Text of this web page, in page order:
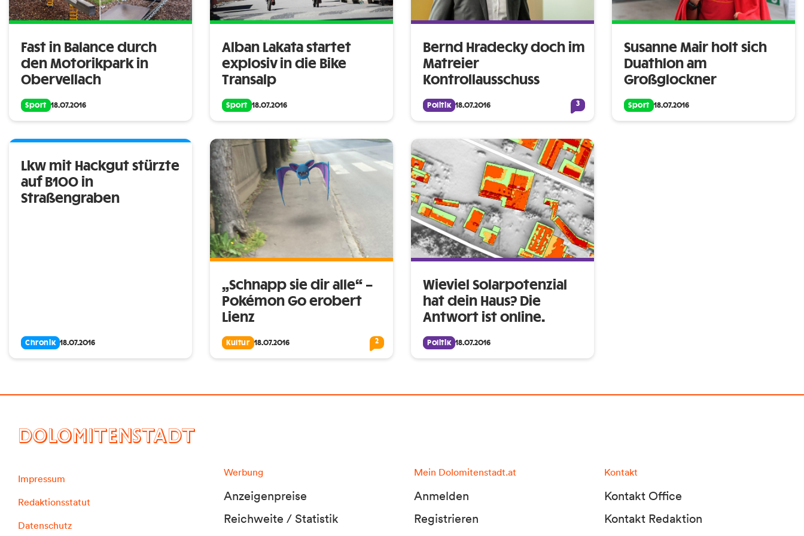
Fast in Balance durch
den Motorikpark in
Obervellach
Sport 18.07.2016
Alban Lakata startet
explosiv in die Bike
Transalp
Sport 18.07.2016
Bernd Hradecky doch im
Matreier
Kontrollausschuss
Politik 18.07.2016 3
Susanne Mair holt sich
Duathlon am
Großglockner
Sport 18.07.2016
Lkw mit Hackgut stürzte
auf B100 in
Straßengraben
Chronik 18.07.2016
„Schnapp sie dir alle“ –
Pokémon Go erobert
Lienz
Kultur 18.07.2016 2
Wieviel Solarpotenzial
hat dein Haus? Die
Antwort ist online.
Politik 18.07.2016
DOLOMITENSTADT
Impressum
Redaktionsstatut
Datenschutz
Werbung
Anzeigenpreise
Reichweite / Statistik
Mein Dolomitenstadt.at
Anmelden
Registrieren
Kontakt
Kontakt Office
Kontakt Redaktion